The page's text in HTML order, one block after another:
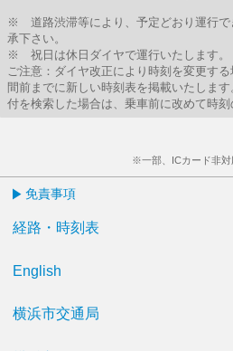
※ 道路渋滞等により、予定どおり運行で
承下さい。
※ 祝日は休日ダイヤで運行いたします。
ご注意：ダイヤ改正により時刻を変更す
間前までに新しい時刻表を掲載いたしま
付を検索した場合は、乗車前に改めて時刻
※一部、ICカード非対
免責事項
経路・時刻表
English
横浜市交通局